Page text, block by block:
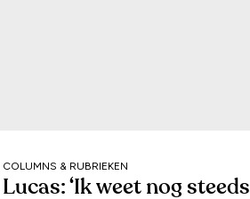
COLUMNS & RUBRIEKEN
Lucas: ‘Ik weet nog steeds